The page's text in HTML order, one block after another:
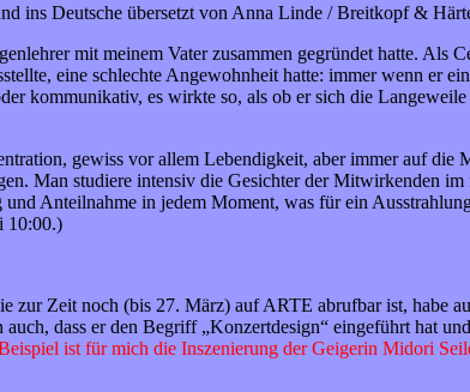
ins Deutsche übersetzt von Anna Linde / Breitkopf &
mit meinem Vater zusammen gegründet hatte. Als
eine schlechte Angewohnheit hatte: immer wenn er
kommunikativ, es wirkte so, als ob er sich die
gewiss vor allem Lebendigkeit, aber immer auf
Man studiere intensiv die Gesichter der Mitwirkenden
Anteilnahme in jedem Moment, was für ein
10:00.)
zur Zeit noch (bis 27. März) auf ARTE abrufbar ist, habe
dass er den Begriff „Konzertdesign“ eingeführt hat
ist für mich die Inszenierung der Geigerin Midori